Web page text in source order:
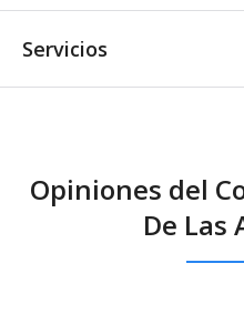
Servicios
Comedor / Cafetería -
Cocina propia
Opiniones del
De Las